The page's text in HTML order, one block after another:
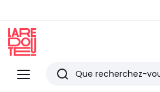
Menu
Redoute
Rechercher